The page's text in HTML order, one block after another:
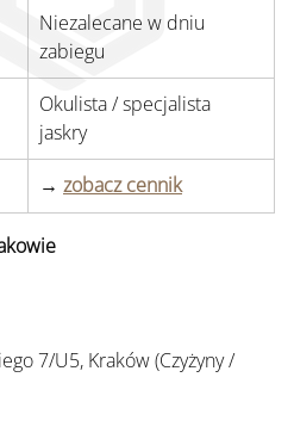
Niezalecane w dniu
zabiegu
Okulista / specjalista
jaskry
→ zobacz cennik
7/U5, Kraków (Czyżyny /